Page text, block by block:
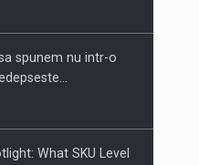
spunem nu intr-o
What SKU Level